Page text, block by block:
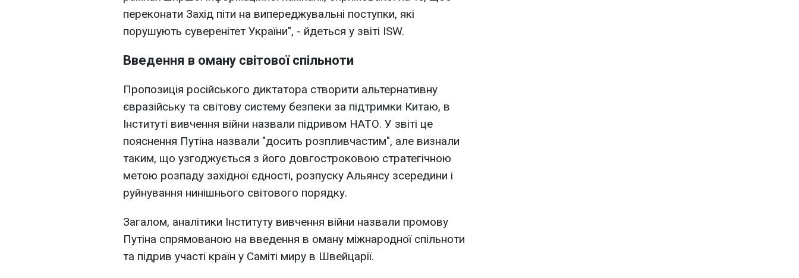
переконати Захід піти на випереджувальні поступки, які
порушують суверенітет України", - йдеться у звіті ISW.
Введення в оману світової спільноти
Пропозиція російського диктатора створити альтернативну
євразійську та світову систему безпеки за підтримки Китаю, в
Інституті вивчення війни назвали підривом НАТО. У звіті це
пояснення Путіна назвали "досить розпливчастим", але визнали
таким, що узгоджується з його довгостроковою стратегічною
метою розпаду західної єдності, розпуску Альянсу зсередини і
руйнування нинішнього світового порядку.
Загалом, аналітики Інституту вивчення війни назвали промову
Путіна спрямованою на введення в оману міжнародної спільноти
та підрив участі країн у Саміті миру в Швейцарії.